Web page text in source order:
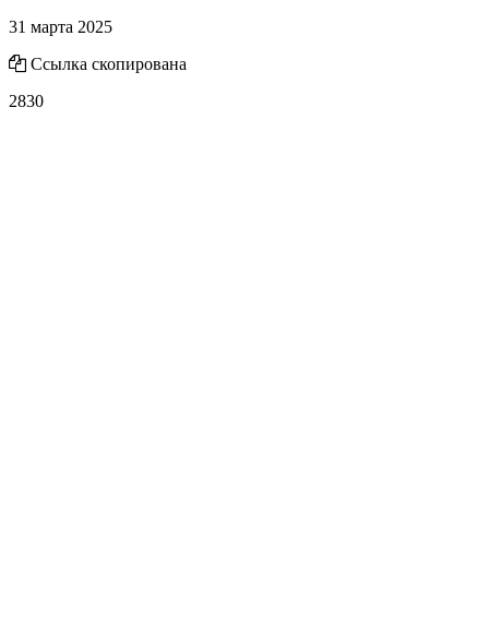
31 марта 2025
Ссылка скопирована
2830